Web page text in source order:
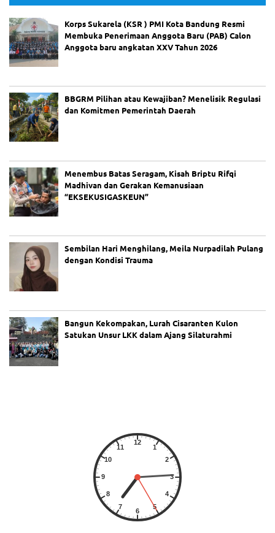
Korps Sukarela (KSR ) PMI Kota Bandung Resmi
Membuka Penerimaan Anggota Baru (PAB) Calon
Anggota baru angkatan XXV Tahun 2026
BBGRM Pilihan atau Kewajiban? Menelisik Regulasi
dan Komitmen Pemerintah Daerah
Menembus Batas Seragam, Kisah Briptu Rifqi
Madhivan dan Gerakan Kemanusiaan
“EKSEKUSIGASKEUN”
Sembilan Hari Menghilang, Meila Nurpadilah Pulang
dengan Kondisi Trauma
Bangun Kekompakan, Lurah Cisaranten Kulon
Satukan Unsur LKK dalam Ajang Silaturahmi